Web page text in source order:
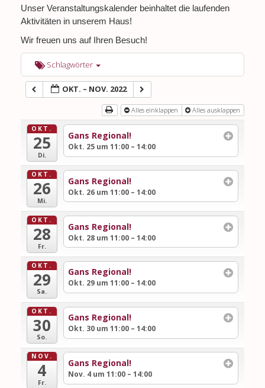
Unser Veranstaltungskalender beinhaltet die laufenden
Aktivitäten in unserem Haus!
Wir freuen uns auf Ihren Besuch!
Schlagwörter
OKT. – NOV. 2022
Alles einklappen Alles ausklappen
OKT.
25
Di.
Gans Regional!
Okt. 25 um 11:00 – 14:00
OKT.
26
Mi.
Gans Regional!
Okt. 26 um 11:00 – 14:00
OKT.
28
Fr.
Gans Regional!
Okt. 28 um 11:00 – 14:00
OKT.
29
Sa.
Gans Regional!
Okt. 29 um 11:00 – 14:00
OKT.
30
So.
Gans Regional!
Okt. 30 um 11:00 – 14:00
NOV.
4
Fr.
Gans Regional!
Nov. 4 um 11:00 – 14:00